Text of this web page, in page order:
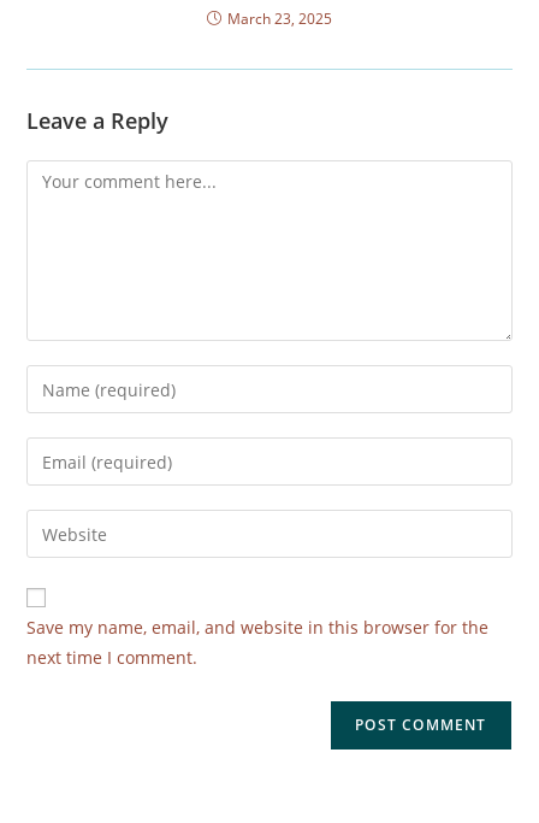
March 23, 2025
Leave a Reply
Save my name, email, and website in this browser for the
next time I comment.